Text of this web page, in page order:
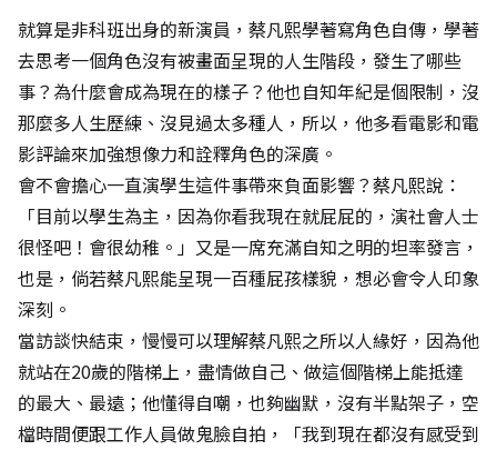
就算是非科班出身的新演員，蔡凡熙學著寫角色自傳，學著
去思考一個角色沒有被畫面呈現的人生階段，發生了哪些
事？為什麼會成為現在的樣子？他也自知年紀是個限制，沒
那麼多人生歷練、沒見過太多種人，所以，他多看電影和電
影評論來加強想像力和詮釋角色的深廣。
會不會擔心一直演學生這件事帶來負面影響？蔡凡熙說：
「目前以學生為主，因為你看我現在就屁屁的，演社會人士
很怪吧！會很幼稚。」又是一席充滿自知之明的坦率發言，
也是，倘若蔡凡熙能呈現一百種屁孩樣貌，想必會令人印象
深刻。
當訪談快結束，慢慢可以理解蔡凡熙之所以人緣好，因為他
就站在20歲的階梯上，盡情做自己、做這個階梯上能抵達
的最大、最遠；他懂得自嘲，也夠幽默，沒有半點架子，空
檔時間便跟工作人員做鬼臉自拍，「我到現在都沒有感受到